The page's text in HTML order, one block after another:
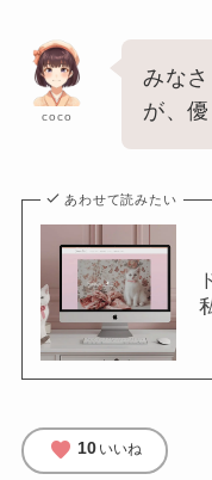
coco
みな
が、
あわせて読みたい
favorite 10 いいね